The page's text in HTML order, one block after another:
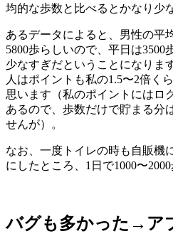
均的な歩数と比べるとかなり少
あるデータによると、男性の平
5800歩らしいので、平日は3500
少なすぎだということになりま
人はポイントも私の1.5〜2倍く
思います（私のポイントにはロ
あるので、歩数だけで貯まる分
せんが）。
なお、一度トイレの時も自販機
にしたところ、1日で1000〜
バグも多かった→ア